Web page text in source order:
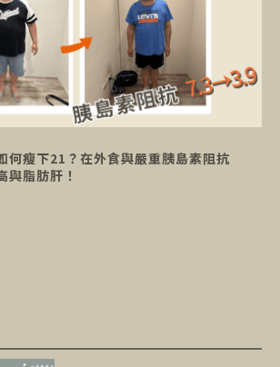
何瘦下21？在外食與嚴重胰島素阻抗
與脂肪肝！